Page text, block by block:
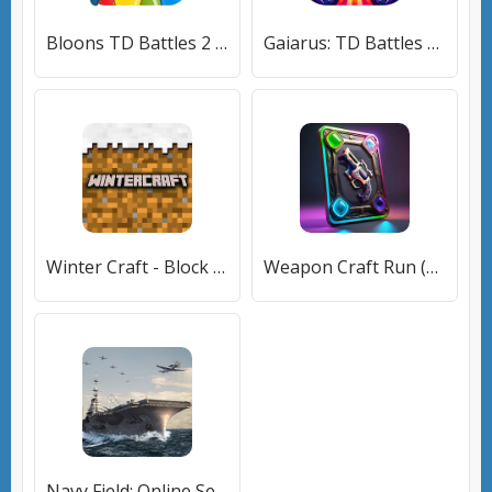
Bloons TD Battles 2 (Блунс ТД Батлс 2) [МОД Бесконечные монеты] APK Android Gaiarus: TD Battles & Heroes [МОД Premium] APK Android
Winter Craft - Block Craft (Винтер Крафт) [МОД Бесконечные монеты] APK Android Weapon Craft Run (Уипон Крафт Ран) [МОД Бесконечные монеты] APK Android